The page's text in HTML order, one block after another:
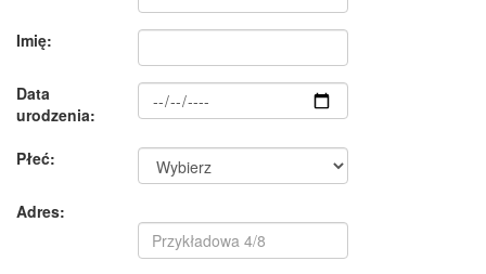
Imię:
Data
urodzenia:
Płeć:
Adres: